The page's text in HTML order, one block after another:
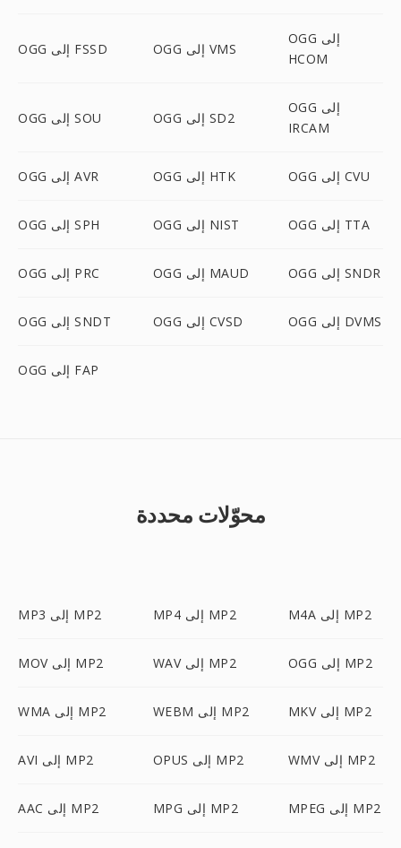
OGG إلى FSSD OGG إلى VMS
OGG إلى
HCOM
OGG إلى SOU OGG إلى SD2
OGG إلى
IRCAM
OGG إلى AVR OGG إلى HTK OGG إلى CVU
OGG إلى SPH OGG إلى NIST OGG إلى TTA
OGG إلى PRC OGG إلى MAUD OGG إلى SNDR
OGG إلى SNDT OGG إلى CVSD OGG إلى DVMS
OGG إلى FAP
محوّلات محددة
MP3 إلى MP2 MP4 إلى MP2 M4A إلى MP2
MOV إلى MP2 WAV إلى MP2 OGG إلى MP2
WMA إلى MP2 WEBM إلى MP2 MKV إلى MP2
AVI إلى MP2 OPUS إلى MP2 WMV إلى MP2
AAC إلى MP2 MPG إلى MP2 MPEG إلى MP2